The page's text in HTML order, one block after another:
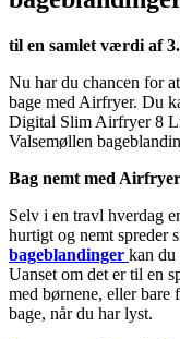
til en samlet værdi af
Nu har du chancen for
bage med Airfryer. Du
Digital Slim Airfryer 8
Valsemøllen
Bag nemt med Airfryer
Selv i en travl hverdag
hurtigt og nemt spreder
bageblandinger kan du
Uanset om det er til en
med børnene, eller bare
bage, når du har lyst.